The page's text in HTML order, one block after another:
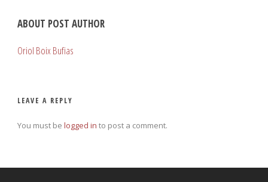
ABOUT POST AUTHOR
Oriol Boix Bufias
LEAVE A REPLY
You must be logged in to post a comment.